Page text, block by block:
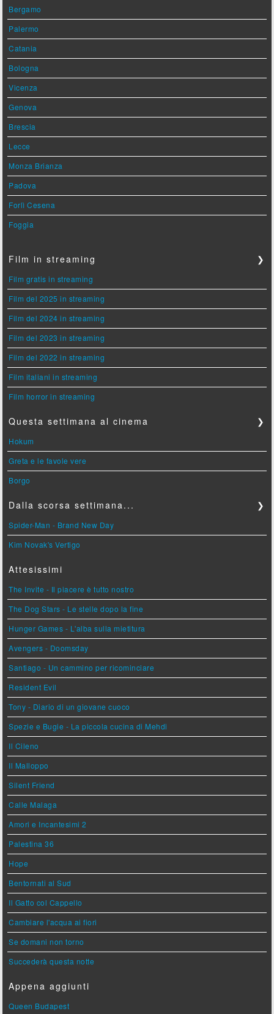
Bergamo
Palermo
Catania
Bologna
Vicenza
Genova
Brescia
Lecce
Monza Brianza
Padova
Forlì Cesena
Foggia
Film in streaming ❯
Film gratis in streaming
Film del 2025 in streaming
Film del 2024 in streaming
Film del 2023 in streaming
Film del 2022 in streaming
Film italiani in streaming
Film horror in streaming
Questa settimana al cinema ❯
Hokum
Greta e le favole vere
Borgo
Dalla scorsa settimana... ❯
Spider-Man - Brand New Day
Kim Novak's Vertigo
Attesissimi
The Invite - Il piacere è tutto nostro
The Dog Stars - Le stelle dopo la fine
Hunger Games - L'alba sulla mietitura
Avengers - Doomsday
Santiago - Un cammino per ricominciare
Resident Evil
Tony - Diario di un giovane cuoco
Spezie e Bugie - La piccola cucina di Mehdi
Il Cileno
Il Malloppo
Silent Friend
Calle Malaga
Amori e Incantesimi 2
Palestina 36
Hope
Bentornati al Sud
Il Gatto col Cappello
Cambiare l'acqua ai fiori
Se domani non torno
Succederà questa notte
Appena aggiunti
Queen Budapest